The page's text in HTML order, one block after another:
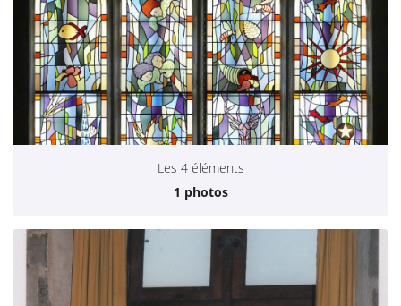
Les 4 éléments
1 photos